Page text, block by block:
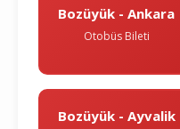
Bozüyük - Ankara
Otobüs Bileti
Bozüyük - Ayvalik